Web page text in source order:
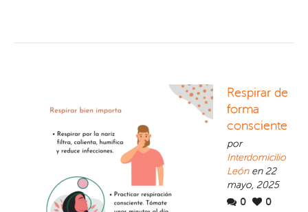
Respirar de
forma
consciente
por
Interdomicilio
Leónen 22
mayo, 2025
0
0